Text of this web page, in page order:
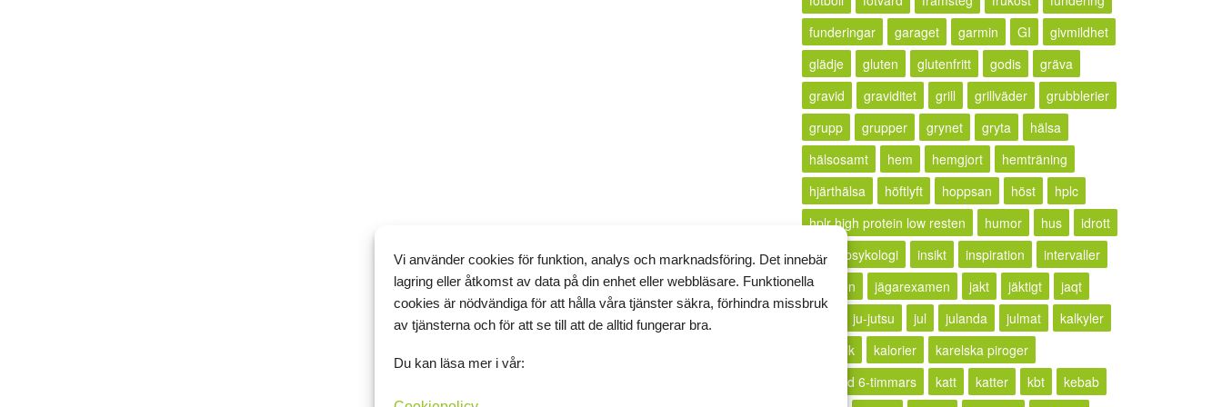
funderingar
garaget garmin GI
givmildhet
glädje
gluten glutenfritt godis
gräva
gravid
graviditet grill grillväder
grubblerier
grupp
grupper grynet gryta
hälsa
hälsosamt
hem hemgjort
hemträning
hjärthälsa
höftlyft hoppsan höst
hplc
hplr high protein low resten
humor hus
idrott
idrottspsykologi
insikt inspiration
intervaller
irritation
jägarexamen jakt jäktigt
jaqt
ju-jutsu jul julanda julmat
kalkyler
källkritik
kalorier
karelska piroger
karlstad 6-timmars
katt katter kbt
kebab
Vi använder cookies för funktion, analys och marknadsföring. Det innebär
lagring eller åtkomst av data på din enhet eller webbläsare. Funktionella
cookies är nödvändiga för att hålla våra tjänster säkra, förhindra missbruk
av tjänsterna och för att se till att de alltid fungerar bra.
Du kan läsa mer i vår: